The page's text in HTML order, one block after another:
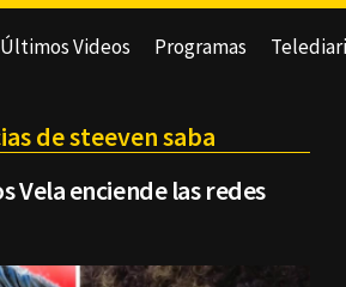
Últimos Videos Programas
de steeven saba
Vela enciende las redes